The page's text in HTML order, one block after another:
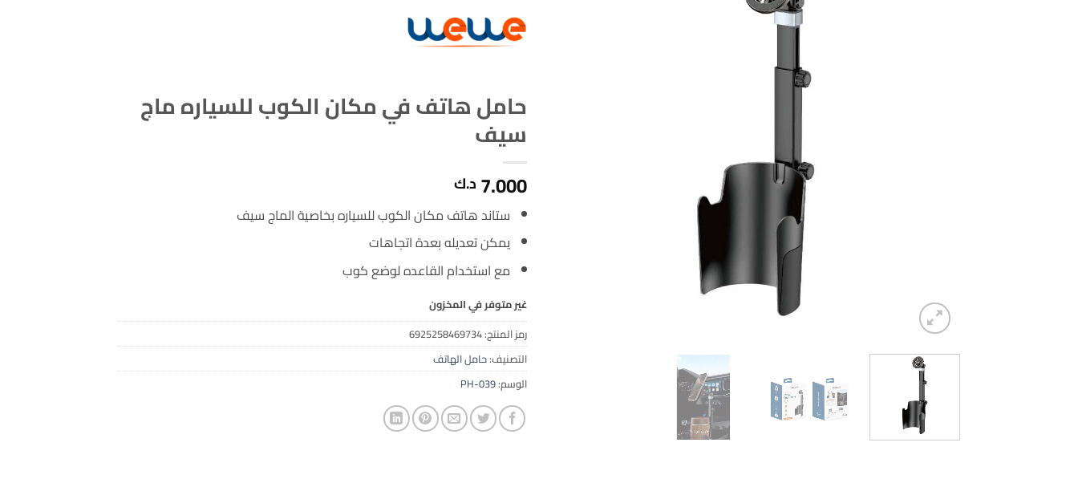
حامل هاتف في مكان الكوب للسياره ماج
سيف
7.000 د.ك
ستاند هاتف مكان الكوب للسياره بخاصية الماج سيف
يمكن تعديله بعدة اتجاهات
مع استخدام القاعده لوضع كوب
غير متوفر في المخزون
رمز المنتج:6925258469734
التصنيف:حامل الهاتف
الوسم:PH-039